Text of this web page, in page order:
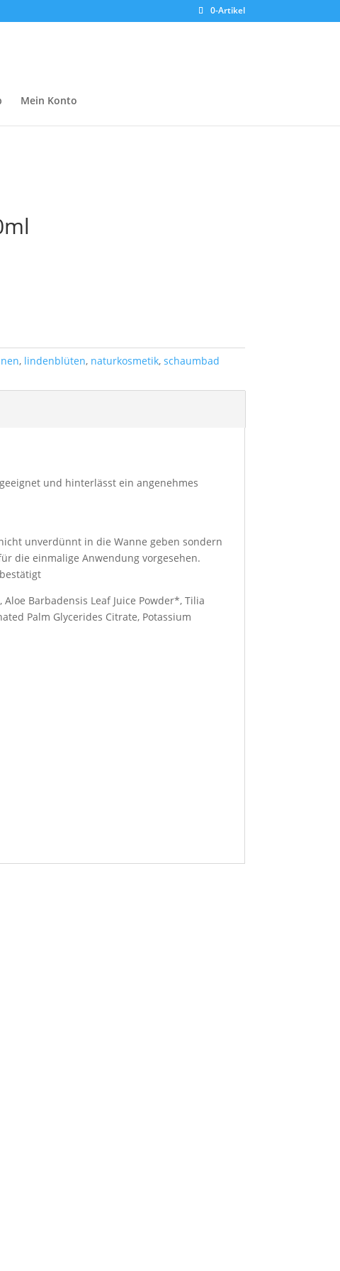
0-Artikel
Mein Konto
, lindenblüten, naturkosmetik,schaumbad
und hinterlässt ein angenehmes
unverdünnt in die Wanne geben sondern
die einmalige Anwendung vorgesehen.
Barbadensis Leaf Juice Powder*, Tilia
Palm Glycerides Citrate, Potassium